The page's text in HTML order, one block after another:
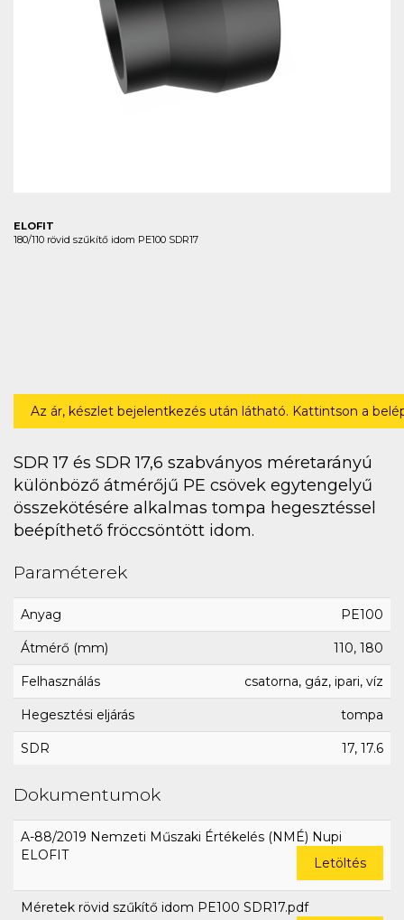
ELOFIT
180/110 rövid szűkítő idom PE100 SDR17
Az ár, készlet bejelentkezés után látható. Kattintson a
SDR 17 és SDR 17,6 szabványos méretarányú
különböző átmérőjű PE csövek egytengelyű
összekötésére alkalmas tompa hegesztéssel
beépíthető fröccsöntött idom.
Paraméterek
Anyag PE100
Átmérő (mm) 110, 180
Felhasználás csatorna, gáz, ipari, víz
Hegesztési eljárás tompa
SDR 17, 17.6
Dokumentumok
A-88/2019 Nemzeti Műszaki Értékelés (NMÉ) Nupi
ELOFIT
Letöltés
Méretek rövid szűkítő idom PE100 SDR17.pdf